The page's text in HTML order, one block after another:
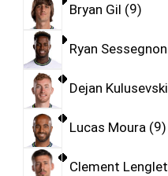
Bryan Gil 9
Ryan Sessegnon
Dejan Kulusevski
Lucas Moura 9
Clement Lenglet